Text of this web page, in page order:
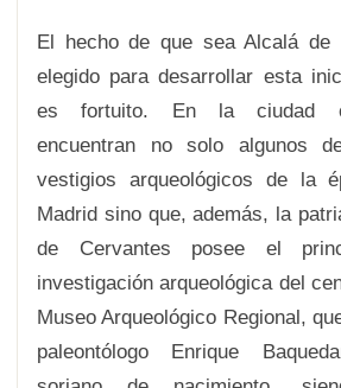
El hecho de que sea Alcalá de
elegido para desarrollar esta
es fortuito. En la ciudad
encuentran no solo algunos
vestigios arqueológicos de la
Madrid sino que, además, la
de Cervantes posee el
investigación arqueológica del
Museo Arqueológico Regional,
paleontólogo Enrique